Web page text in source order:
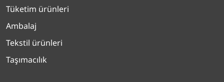
Tüketim ürünleri
Ambalaj
Tekstil ürünleri
Taşımacılık